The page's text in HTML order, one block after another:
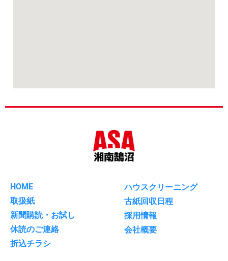
HOME
取扱紙
新聞購読・お試し
休読のご連絡
折込チラシ
ハウスクリーニング
古紙回収日程
採用情報
会社概要